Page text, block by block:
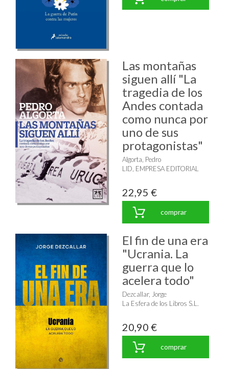
Las montañas
siguen allí "La
tragedia de los
Andes contada
como nunca por
uno de sus
protagonistas"
Algorta, Pedro
LID, EMPRESA EDITORIAL
22,95 €
comprar
El fin de una era
"Ucrania. La
guerra que lo
acelera todo"
Dezcallar, Jorge
La Esfera de los Libros S.L.
20,90 €
comprar